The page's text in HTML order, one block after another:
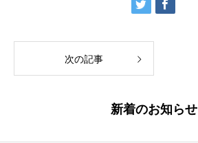
次の記事
新着のお知らせ